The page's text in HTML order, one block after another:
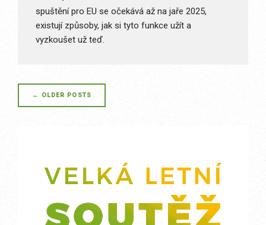
spuštění pro EU se očekává až na jaře 2025,
existují způsoby, jak si tyto funkce užít a
vyzkoušet už teď.
Posts
← OLDER POSTS